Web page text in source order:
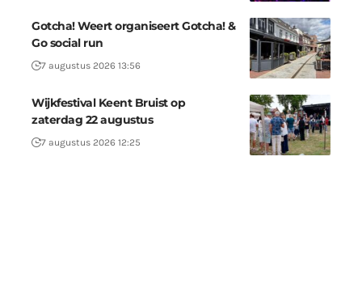
Gotcha! Weert organiseert Gotcha! &
Go social run
7 augustus 2026 13:56
Wijkfestival Keent Bruist op
zaterdag 22 augustus
7 augustus 2026 12:25